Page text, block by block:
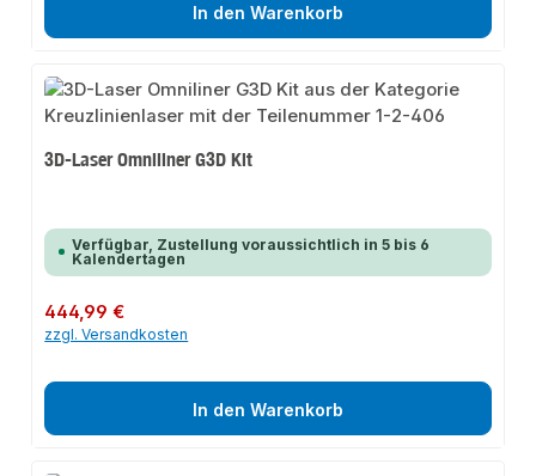
In den Warenkorb
3D-Laser Omniliner G3D Kit
Verfügbar, Zustellung voraussichtlich in 5 bis 6
Kalendertagen
Regulärer Preis:
444,99 €
zzgl. Versandkosten
In den Warenkorb